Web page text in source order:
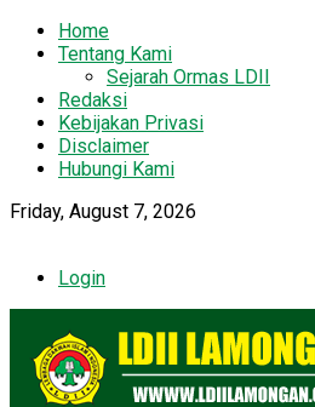
Home
Tentang Kami
Sejarah Ormas LDII
Redaksi
Kebijakan Privasi
Disclaimer
Hubungi Kami
Friday, August 7, 2026
Login